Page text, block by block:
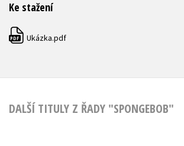
Ke stažení
PDF Ukázka.pdf
DALŠÍ TITULY Z ŘADY "SPONGEBOB"